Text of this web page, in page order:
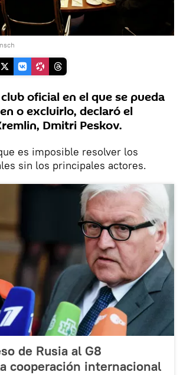
oficial en el que se pueda
o excluirlo, declaró el
Dmitri Peskov.
es imposible resolver los
sin los principales actores.
de Rusia al G8
cooperación internacional